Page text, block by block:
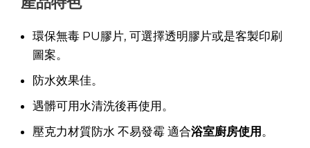
環保無毒 PU膠片, 可選擇透明膠片或是客製印刷
圖案。
防水效果佳。
遇髒可用水清洗後再使用。
壓克力材質防水 不易發霉 適合浴室廚房使用 。